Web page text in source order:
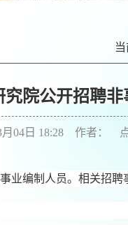
院公开招聘
月04日 18:28 作者：
业编制人员。相关招聘